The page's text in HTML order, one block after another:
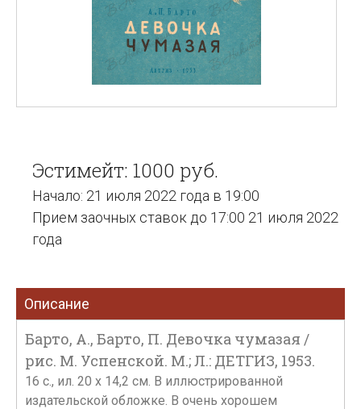
Эстимейт: 1000 руб.
Начало: 21 июля 2022 года в 19:00
Прием заочных ставок до 17:00 21 июля 2022
года
Описание
Барто, А., Барто, П. Девочка чумазая /
рис. М. Успенской. М.; Л.: ДЕТГИЗ, 1953.
16 с., ил. 20 х 14,2 см. В иллюстрированной
издательской обложке. В очень хорошем